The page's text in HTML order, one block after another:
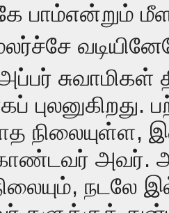
பாம்என்றும்
நிலையுள்ள,
அவர்.
நடலே